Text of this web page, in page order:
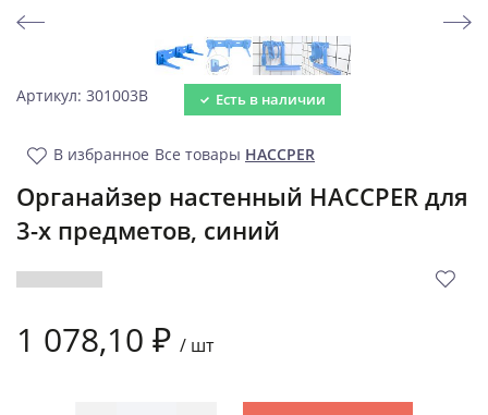
Артикул: 301003B Есть в наличии
В избранное Все товары HACCPER
Органайзер настенный HACCPER для
3-х предметов, синий
1 078,10 ₽ / шт